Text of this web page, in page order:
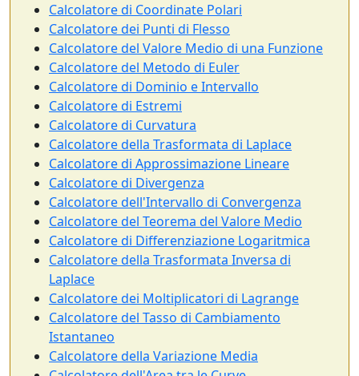
Calcolatore di Coordinate Polari
Calcolatore dei Punti di Flesso
Calcolatore del Valore Medio di una Funzione
Calcolatore del Metodo di Euler
Calcolatore di Dominio e Intervallo
Calcolatore di Estremi
Calcolatore di Curvatura
Calcolatore della Trasformata di Laplace
Calcolatore di Approssimazione Lineare
Calcolatore di Divergenza
Calcolatore dell'Intervallo di Convergenza
Calcolatore del Teorema del Valore Medio
Calcolatore di Differenziazione Logaritmica
Calcolatore della Trasformata Inversa di
Laplace
Calcolatore dei Moltiplicatori di Lagrange
Calcolatore del Tasso di Cambiamento
Istantaneo
Calcolatore della Variazione Media